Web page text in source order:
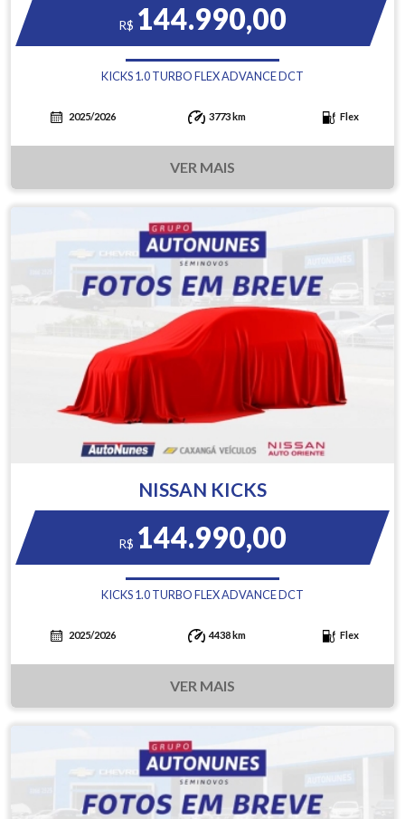
R$ 144.990,00
KICKS 1.0 TURBO FLEX ADVANCE DCT
2025/2026 3773 km Flex
VER MAIS
NISSAN KICKS
R$ 144.990,00
KICKS 1.0 TURBO FLEX ADVANCE DCT
2025/2026 4438 km Flex
VER MAIS